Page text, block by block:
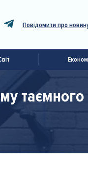
Повідомити про